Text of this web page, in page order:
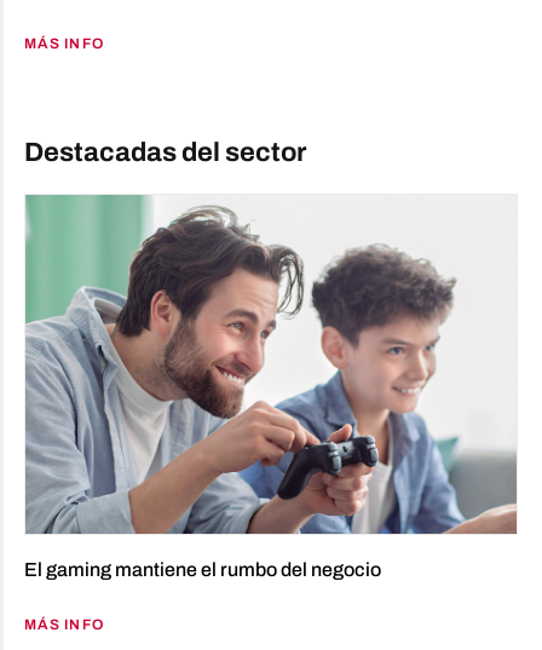
MÁS INFO
Destacadas del sector
El gaming mantiene el rumbo del negocio
MÁS INFO